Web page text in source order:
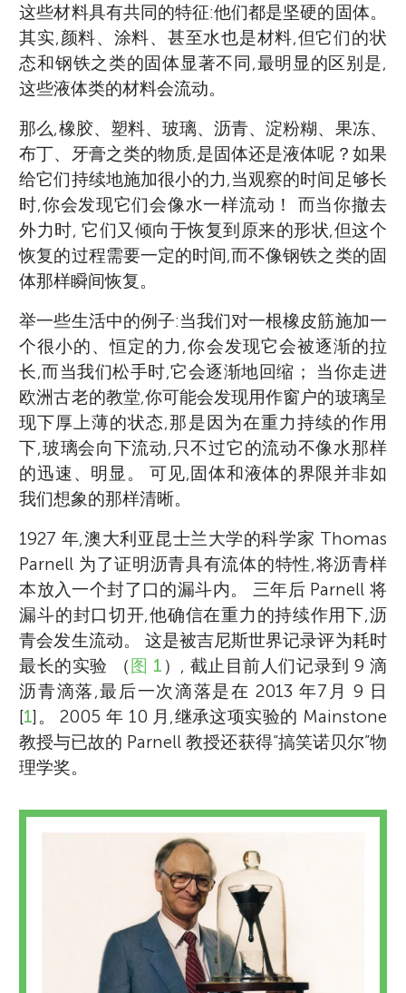
这些材料具有共同的特征:他们都是坚硬的固体。
其实,颜料、涂料、甚至水也是材料,但它们的状
态和钢铁之类的固体显著不同,最明显的区别是,
这些液体类的材料会流动。
那么,橡胶、塑料、玻璃、沥青、淀粉糊、果冻、
布丁、牙膏之类的物质,是固体还是液体呢？如果
给它们持续地施加很小的力,当观察的时间足够长
时,你会发现它们会像水一样流动！ 而当你撤去
外力时, 它们又倾向于恢复到原来的形状,但这个
恢复的过程需要一定的时间,而不像钢铁之类的固
体那样瞬间恢复。
举一些生活中的例子:当我们对一根橡皮筋施加一
个很小的、恒定的力,你会发现它会被逐渐的拉
长,而当我们松手时,它会逐渐地回缩； 当你走进
欧洲古老的教堂,你可能会发现用作窗户的玻璃呈
现下厚上薄的状态,那是因为在重力持续的作用
下,玻璃会向下流动,只不过它的流动不像水那样
的迅速、明显。 可见,固体和液体的界限并非如
我们想象的那样清晰。
1927 年,澳大利亚昆士兰大学的科学家 Thomas
Parnell 为了证明沥青具有流体的特性,将沥青样
本放入一个封了口的漏斗内。 三年后 Parnell 将
漏斗的封口切开,他确信在重力的持续作用下,沥
青会发生流动。 这是被吉尼斯世界记录评为耗时
最长的实验 （ 图 1 ）, 截止目前人们记录到 9 滴
沥青滴落,最后一次滴落是在 2013 年7月 9 日
[1]。 2005 年 10 月,继承这项实验的 Mainstone
教授与已故的 Parnell 教授还获得“搞笑诺贝尔”物
理学奖。